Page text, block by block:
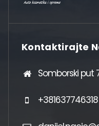
Kontaktirajte
Somborski put
+381637746318